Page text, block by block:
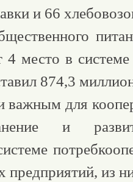
и 66
место в
874,3
важным для
и
предприятий, из